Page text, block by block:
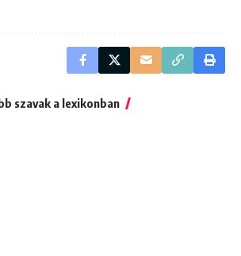
szavak a lexikonban